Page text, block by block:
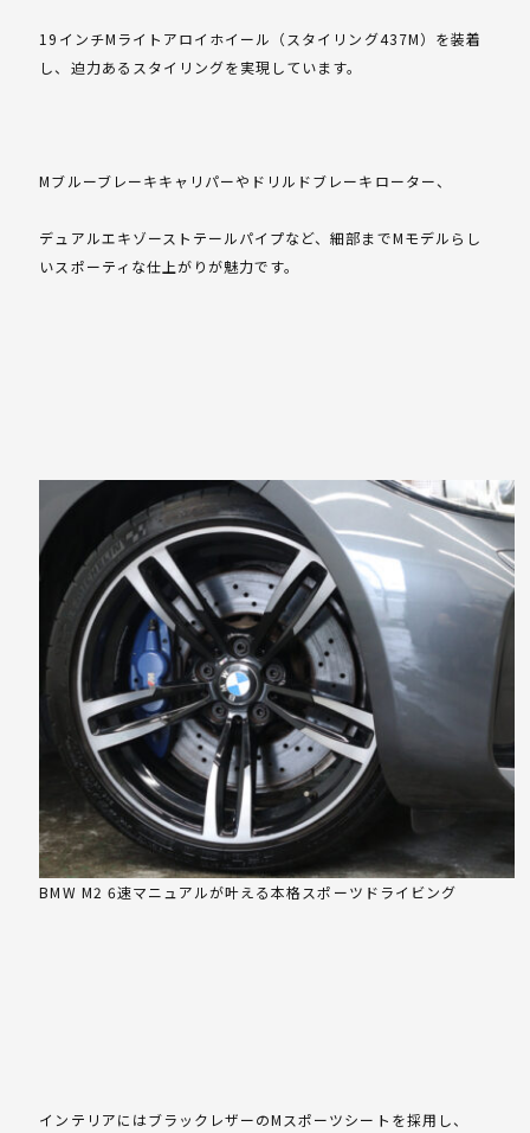
19インチMライトアロイホイール（スタイリング437M）を装着
し、迫力あるスタイリングを実現しています。
Mブルーブレーキキャリパーやドリルドブレーキローター、
デュアルエキゾーストテールパイプなど、細部までMモデルらし
いスポーティな仕上がりが魅力です。
BMW M2 6速マニュアルが叶える本格スポーツドライビング
インテリアにはブラックレザーのMスポーツシートを採用し、